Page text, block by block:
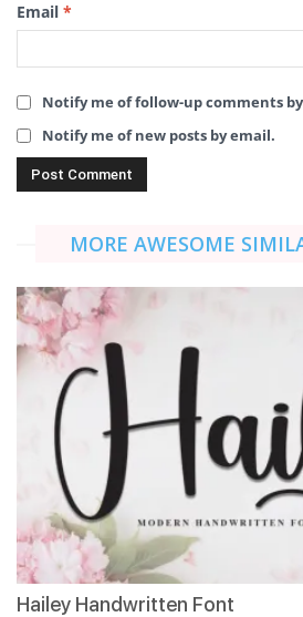
Email *
Notify me of follow-up comments
Notify me of new posts by email.
MORE AWESOME
Hailey Handwritten Font